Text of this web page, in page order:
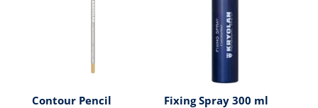
Contour Pencil Fixing Spray 300 ml